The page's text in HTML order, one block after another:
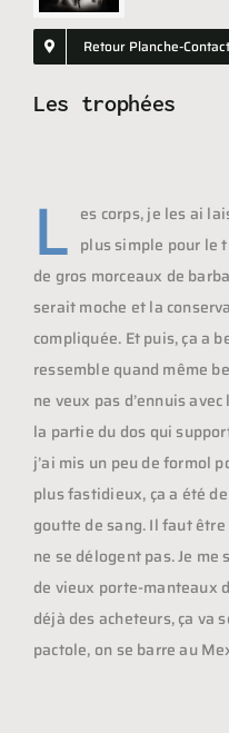
Retour Planche-Contact
Les trophées
L es corps, je les ai
plus simple pour le
de gros morceaux de
serait moche et la
compliquée. Et puis, ça a
ressemble quand même
ne veux pas d’ennuis
la partie du dos qui
j’ai mis un peu de formol
plus fastidieux, ça a été
goutte de sang. Il faut
ne se délogent pas. Je
de vieux porte-manteaux
déjà des acheteurs, ça va
pactole, on se barre au